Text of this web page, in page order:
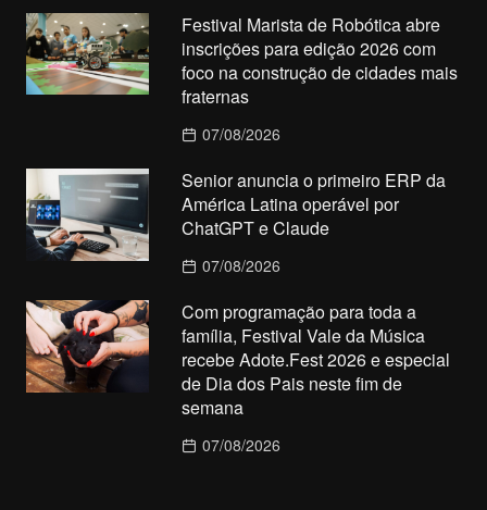
Festival Marista de Robótica abre
inscrições para edição 2026 com
foco na construção de cidades mais
fraternas
07/08/2026
Senior anuncia o primeiro ERP da
América Latina operável por
ChatGPT e Claude
07/08/2026
Com programação para toda a
família, Festival Vale da Música
recebe Adote.Fest 2026 e especial
de Dia dos Pais neste fim de
semana
07/08/2026